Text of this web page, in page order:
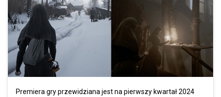
Premiera gry przewidziana jest na pierwszy kwartał 2024